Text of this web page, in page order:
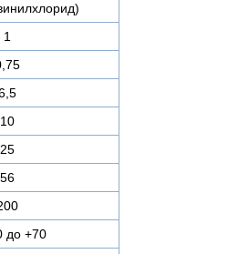
1
10
25
56
до +70